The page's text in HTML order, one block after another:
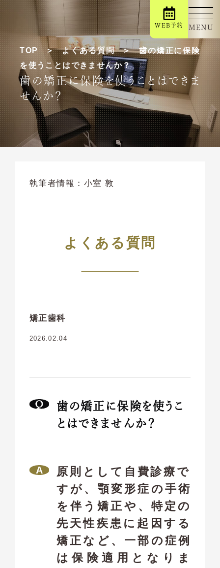
TOP よくある質問
歯の矯正に保険
を使うことはできませんか？
歯の矯正に保険を使うことはできま
せんか？
執筆者情報： 小室 敦
よくある質問
矯正歯科
2026.02.04
歯の矯正に保険を使うこ
とはできませんか？
原則として自費診療で
すが、顎変形症の手術
を伴う矯正や、特定の
先天性疾患に起因する
矯正など、一部の症例
は保険適用となりま
MENU
WEB予約